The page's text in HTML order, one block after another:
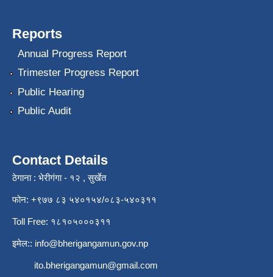
Reports
Annual Progress Report
Trimester Progress Report
Public Hearing
Public Audit
Contact Details
ठेगाना : भेरीगंगा - १२ , सुर्खेत
फोन: +९७७ ८३ ५४०१५४/०८३-५४०३११
Toll Free: १८१०५०००३११
इमेल:: info@bherigangamun.gov.np
ito.bherigangamun@gmail.com